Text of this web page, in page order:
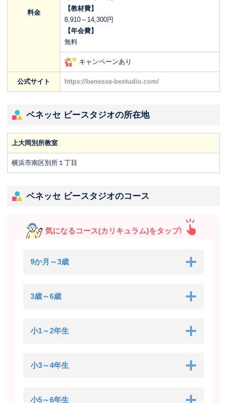
料金
【教材費】
8,910～14,300円
【年会費】
無料
キャンペーンあり
公式サイト https://benesse-bestudio.com/
ベネッセ ビースタジオの所在地
上大岡別所教室
横浜市南区別所１丁目
ベネッセ ビースタジオのコース
気になるコース(カリキュラム)をタップ!
9か月～3歳
3歳～6歳
小1～2年生
小3～4年生
小5～6年生